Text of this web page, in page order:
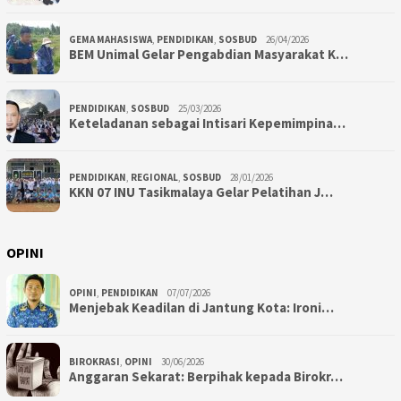
GEMA MAHASISWA, PENDIDIKAN, SOSBUD 26/04/2026
BEM Unimal Gelar Pengabdian Masyarakat K…
PENDIDIKAN, SOSBUD 25/03/2026
Keteladanan sebagai Intisari Kepemimpina…
PENDIDIKAN, REGIONAL, SOSBUD 28/01/2026
KKN 07 INU Tasikmalaya Gelar Pelatihan J…
OPINI
OPINI, PENDIDIKAN 07/07/2026
Menjebak Keadilan di Jantung Kota: Ironi…
BIROKRASI, OPINI 30/06/2026
Anggaran Sekarat: Berpihak kepada Birokr…